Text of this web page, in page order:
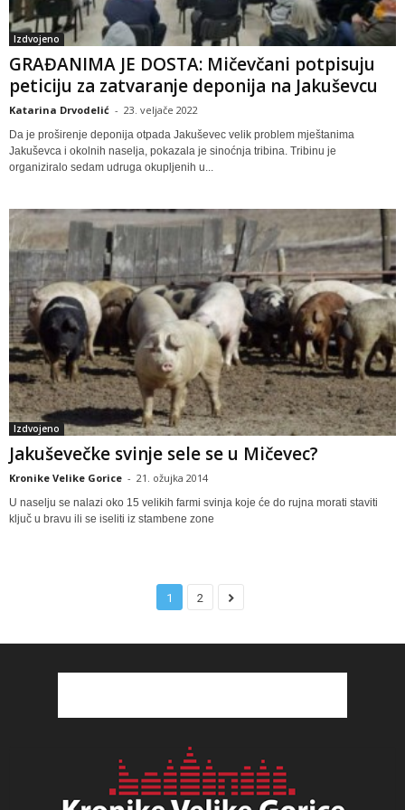
Izdvojeno
GRAĐANIMA JE DOSTA: Mičevčani potpisuju
peticiju za zatvaranje deponija na Jakuševcu
Katarina Drvodelić - 23. veljače 2022
Da je proširenje deponija otpada Jakuševec velik problem mještanima
Jakuševca i okolnih naselja, pokazala je sinoćnja tribina. Tribinu je
organiziralo sedam udruga okupljenih u...
Izdvojeno
Jakuševečke svinje sele se u Mičevec?
Kronike Velike Gorice - 21. ožujka 2014
U naselju se nalazi oko 15 velikih farmi svinja koje će do rujna morati staviti
ključ u bravu ili se iseliti iz stambene zone
1 2